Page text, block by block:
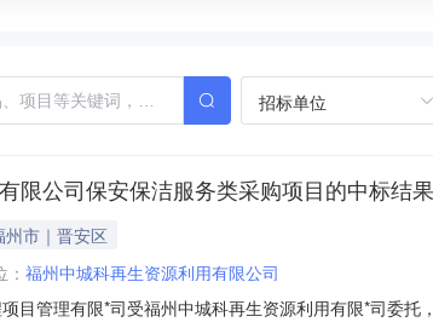
招标单位
限公司保安保洁服务类采购项目的中标结
市｜晋安区
福州中城科再生资源利用有限公司
目管理有限*司受福州中城科再生资源利用有限*司委